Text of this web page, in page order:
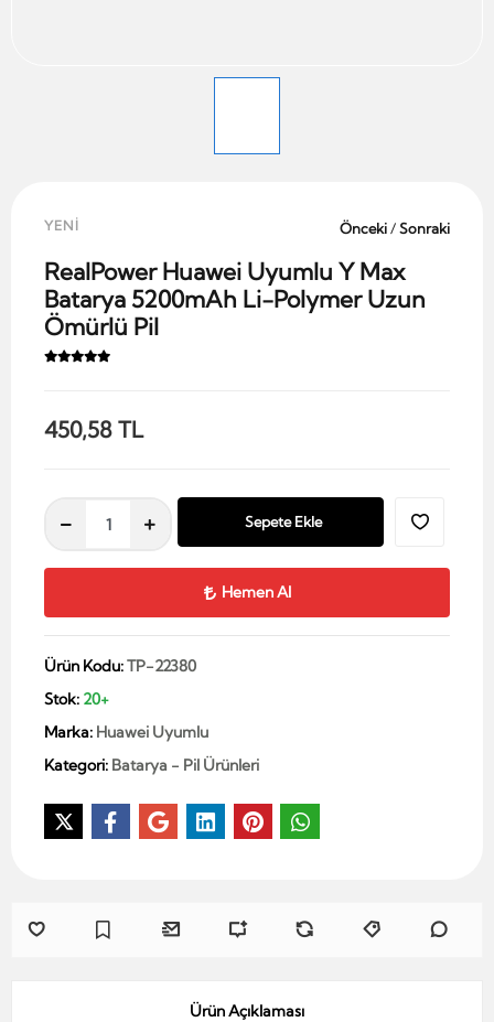
YENİ Önceki/Sonraki
RealPower Huawei Uyumlu Y Max
Batarya 5200mAh Li-Polymer Uzun
Ömürlü Pil
450,58 TL
Sepete Ekle
Hemen Al
Ürün Kodu:TP-22380
Stok: 20+
Marka: Huawei Uyumlu
Kategori: Batarya - Pil Ürünleri
Ürün Açıklaması